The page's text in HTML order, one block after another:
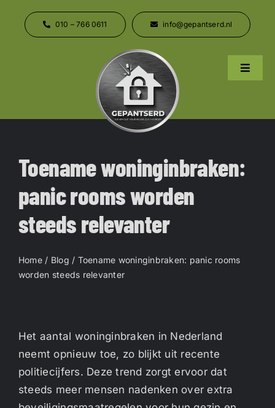
010 – 766 0611 info@gepantserd.nl
Toggle
Contact
Toename woninginbraken:
panic rooms worden
steeds relevanter
Home / Blog / Toename woninginbraken: panic rooms
worden steeds relevanter
Het aantal woninginbraken in Nederland
neemt opnieuw toe, zo blijkt uit recente
politiecijfers. Deze trend zorgt ervoor dat
steeds meer mensen nadenken over extra